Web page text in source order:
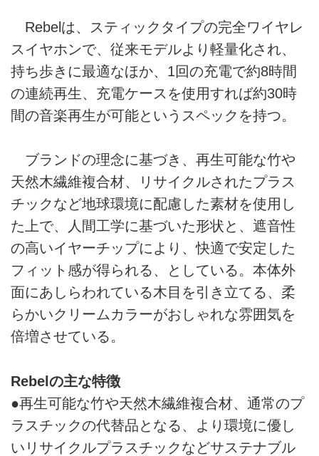
Rebelは、スティックタイプの完全ワイヤレ
スイヤホンで、従来モデルより軽量化され、
持ち歩きに最適なほか、1回の充電で約8時間
の連続再生、充電ケースを使用すれば約30時
間の音楽再生が可能というスペックを持つ。
ブランドの理念に基づき、再生可能な竹や
天然木繊維複合材、リサイクルされたプラス
チックなど地球環境に配慮した素材を使用し
た上で、人間工学に基づいた形状と、遮音性
の高いイヤーチップにより、快適で安定した
フィット感が得られる、としている。本体外
面にあしらわれている木目を引き立てる、柔
らかいクリームカラーがおしゃれな雰囲気を
倍増させている。
Rebelの主な特徴
●再生可能な竹や天然木繊維複合材、通常のプ
ラスチックの代替品となる、より環境に優し
いリサイクルプラスチックなどサステナブル